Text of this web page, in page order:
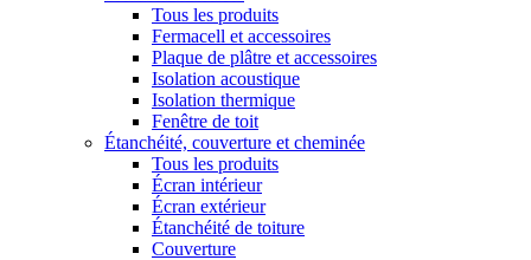
Tous les produits
Fermacell et accessoires
Plaque de plâtre et accessoires
Isolation acoustique
Isolation thermique
Fenêtre de toit
Étanchéité, couverture et cheminée
Tous les produits
Écran intérieur
Écran extérieur
Étanchéité de toiture
Couverture